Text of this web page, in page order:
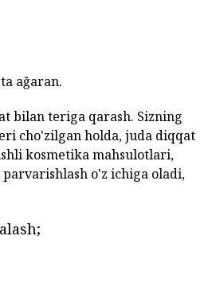
ağaran.
bilan teriga qarash. Sizning
cho'zilgan holda, juda diqqat
kosmetika mahsulotlari,
o'z ichiga oladi,